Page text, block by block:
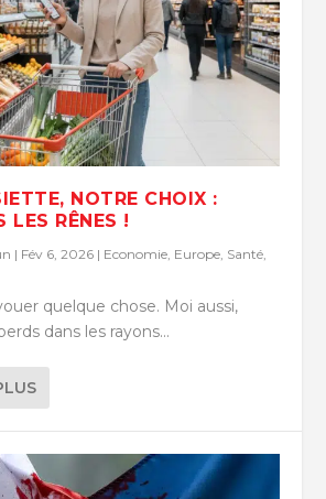
NOTRE CHOIX :
LES RÊNES !
| Fév 6, 2026 | Economie, Europe, Santé,
quelque chose. Moi aussi,
dans les rayons...